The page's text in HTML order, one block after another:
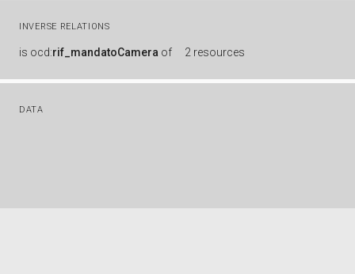
INVERSE RELATIONS
is ocd:rif_mandatoCamera of 2 resources
DATA